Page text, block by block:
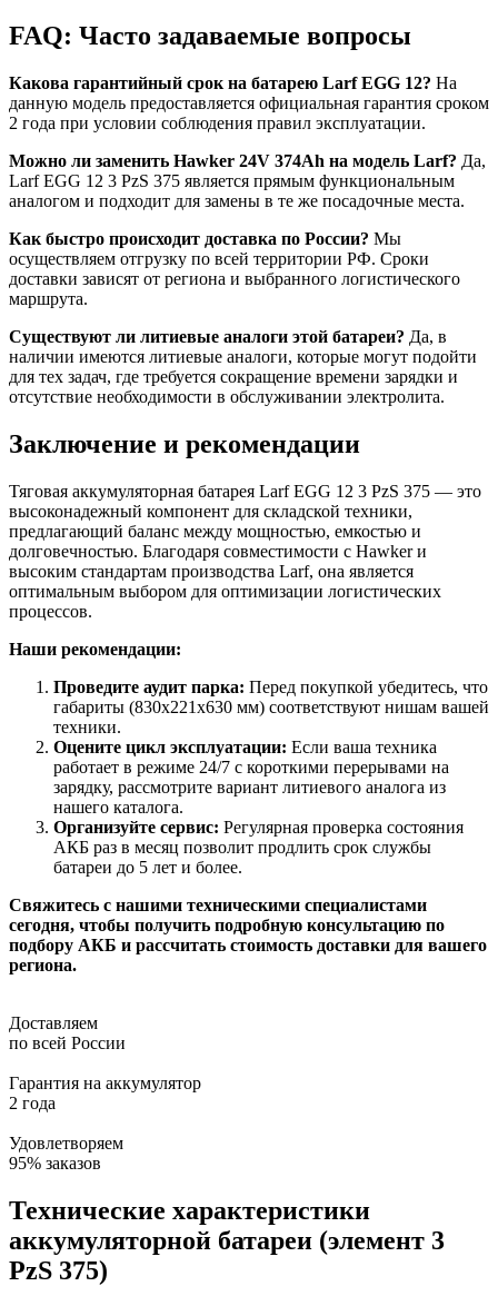
FAQ: Часто задаваемые вопросы
Какова гарантийный срок на батарею Larf EGG 12? На
данную модель предоставляется официальная гарантия сроком
2 года при условии соблюдения правил эксплуатации.
Можно ли заменить Hawker 24V 374Ah на модель Larf? Да,
Larf EGG 12 3 PzS 375 является прямым функциональным
аналогом и подходит для замены в те же посадочные места.
Как быстро происходит доставка по России? Мы
осуществляем отгрузку по всей территории РФ. Сроки
доставки зависят от региона и выбранного логистического
маршрута.
Существуют ли литиевые аналоги этой батареи? Да, в
наличии имеются литиевые аналоги, которые могут подойти
для тех задач, где требуется сокращение времени зарядки и
отсутствие необходимости в обслуживании электролита.
Заключение и рекомендации
Тяговая аккумуляторная батарея Larf EGG 12 3 PzS 375 — это
высоконадежный компонент для складской техники,
предлагающий баланс между мощностью, емкостью и
долговечностью. Благодаря совместимости с Hawker и
высоким стандартам производства Larf, она является
оптимальным выбором для оптимизации логистических
процессов.
Наши рекомендации:
Проведите аудит парка: Перед покупкой убедитесь, что
габариты (830x221x630 мм) соответствуют нишам вашей
техники.
Оцените цикл эксплуатации: Если ваша техника
работает в режиме 24/7 с короткими перерывами на
зарядку, рассмотрите вариант литиевого аналога из
нашего каталога.
Организуйте сервис: Регулярная проверка состояния
АКБ раз в месяц позволит продлить срок службы
батареи до 5 лет и более.
Свяжитесь с нашими техническими специалистами
сегодня, чтобы получить подробную консультацию по
подбору АКБ и рассчитать стоимость доставки для вашего
региона.
Доставляем
по всей России
Гарантия на аккумулятор
2 года
Удовлетворяем
95% заказов
Технические характеристики
аккумуляторной батареи (элемент 3
PzS 375)